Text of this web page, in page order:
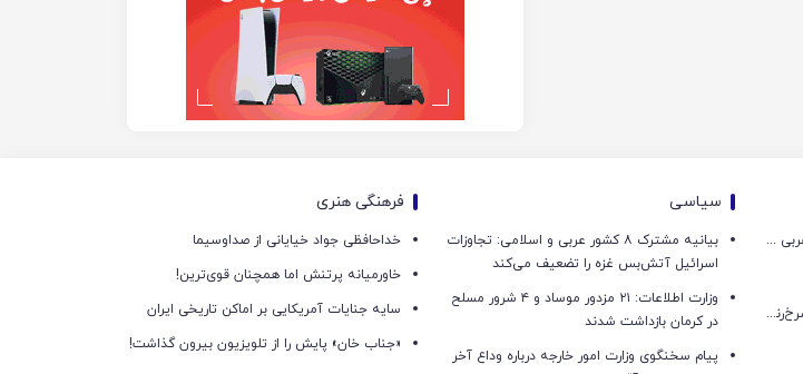
بیانیه مشترک ۸ کشور عربی و اسلامی: تجاوزات اسرائیل آتش‌بس غزه را تضعیف می‌کند
عکس ناسا از شبح‌های سرخ‌رنگ در آسمان!
سیاسی
بیانیه مشترک ۸ کشور عربی و اسلامی: تجاوزات
اسرائیل آتش‌بس غزه را تضعیف می‌کند
وزارت اطلاعات: ۲۱ مزدور موساد و ۴ شرور مسلح
در کرمان بازداشت شدند
پیام سخنگوی وزارت امور خارجه درباره وداع آخر
فرهنگی هنری
خداحافظی جواد خیایانی از صداوسیما
خاورمیانه پرتنش اما همچنان قوی‌ترین!
سایه جنایات آمریکایی بر اماکن تاریخی ایران
«جناب خان» پایش را از تلویزیون بیرون گذاشت!